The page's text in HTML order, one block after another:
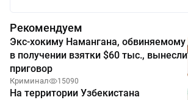
Рекомендуем
Экс-хокиму Намангана, обвиняемому
в получении взятки $60 тыс., вынесли
приговор
Криминал 15090
На территории Узбекистана